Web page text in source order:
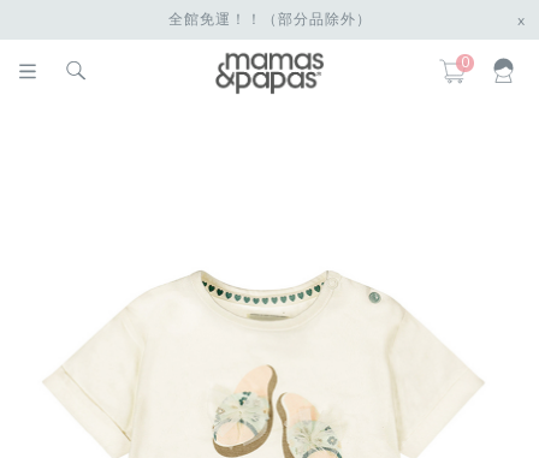
全館免運！！（部分品除外） x
0